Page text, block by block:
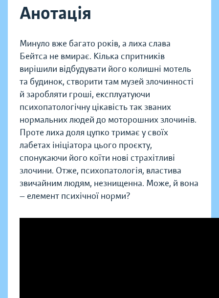
Анотація
Минуло вже багато років, а лиха слава
Бейтса не вмирає. Кілька спритників
вирішили відбудувати його колишні мотель
та будинок, створити там музей злочинності
й заробляти гроші, експлуатуючи
психопатологічну цікавість так званих
нормальних людей до моторошних злочинів.
Проте лиха доля цупко тримає у своїх
лабетах ініціатора цього проєкту,
спонукаючи його коїти нові страхітливі
злочини. Отже, психопатологія, властива
звичайним людям, незнищенна. Може, й вона
— елемент психічної норми?